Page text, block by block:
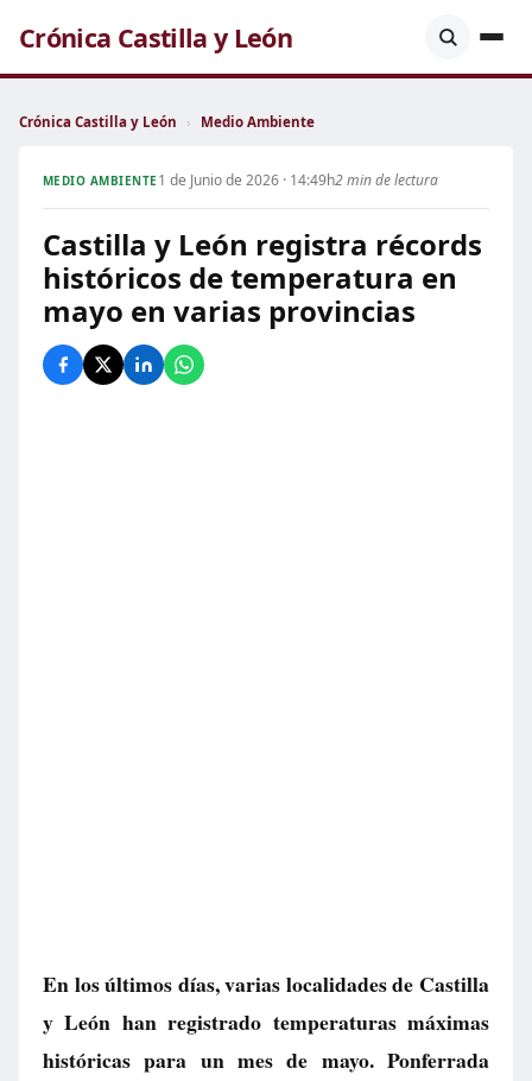
Crónica Castilla y León
Crónica Castilla y León › Medio Ambiente
MEDIO AMBIENTE 1 de Junio de 2026 · 14:49h2 min de lectura
Castilla y León registra récords
históricos de temperatura en
mayo en varias provincias
En los últimos días, varias localidades de Castilla
y León han registrado temperaturas máximas
históricas para un mes de mayo. Ponferrada